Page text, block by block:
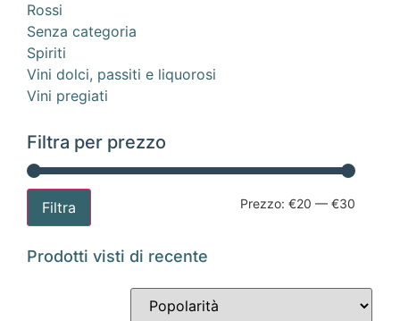
Rossi
Senza categoria
Spiriti
Vini dolci, passiti e liquorosi
Vini pregiati
Filtra per prezzo
Filtra Prezzo: €20 — €30
Prodotti visti di recente